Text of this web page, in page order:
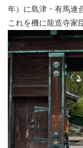
年）に島津・有馬連
これを機に龍造寺家